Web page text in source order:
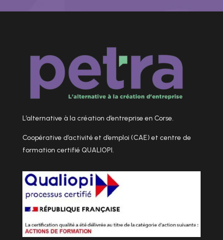
L’alternative à la création d’entreprise en Corse.
Coopérative d’activité et d’emploi (CAE) et centre de
formation certifié QUALIOPI.